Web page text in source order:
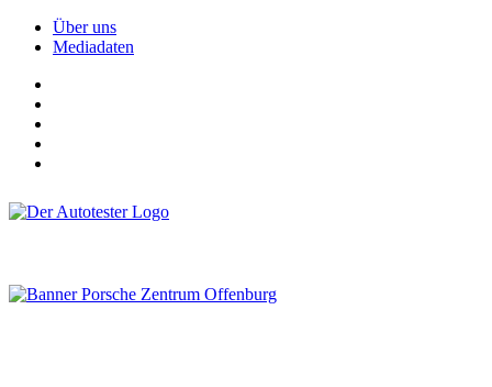
Über uns
Mediadaten